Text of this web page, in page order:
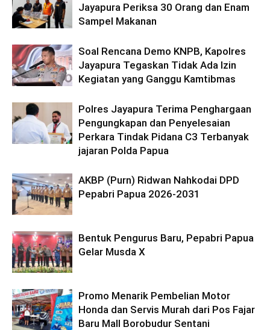
Jayapura Periksa 30 Orang dan Enam
Sampel Makanan
Soal Rencana Demo KNPB, Kapolres
Jayapura Tegaskan Tidak Ada Izin
Kegiatan yang Ganggu Kamtibmas
Polres Jayapura Terima Penghargaan
Pengungkapan dan Penyelesaian
Perkara Tindak Pidana C3 Terbanyak
jajaran Polda Papua
AKBP (Purn) Ridwan Nahkodai DPD
Pepabri Papua 2026-2031
Bentuk Pengurus Baru, Pepabri Papua
Gelar Musda X
Promo Menarik Pembelian Motor
Honda dan Servis Murah dari Pos Fajar
Baru Mall Borobudur Sentani